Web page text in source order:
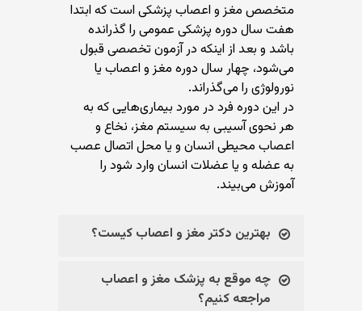
متخصص مغز و اعصاب پزشکی است که ابتدا
هفت سال دوره پزشکی عمومی را گذرانده
باشد و بعد از اینکه در آزمون تخصصی قبول
می‌شود، چهار سال دوره مغز و اعصاب یا
نورولوژی را می‌گذراند.
در این دوره فرد در مورد بیماری‌هایی که به
هر نحوی آسیبی به سیستم مغز، نخاع و
اعصاب محیطی انسان و یا محل اتصال عصب
به عضله و یا عضلات انسان وارد شود را
آموزش می‌بیند.
بهترین دکتر مغز و اعصاب کیست؟
چه موقع به پزشک مغز و اعصاب
مراجعه کنیم؟